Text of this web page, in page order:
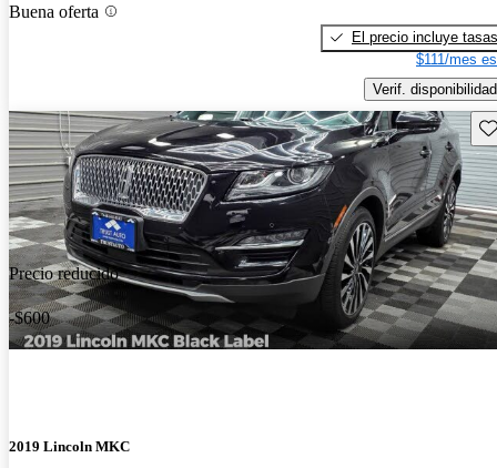
Buena oferta
El precio incluye tasas
$111/mes
Verif. disponibilidad
Precio reducido
-$600
2019 Lincoln MKC